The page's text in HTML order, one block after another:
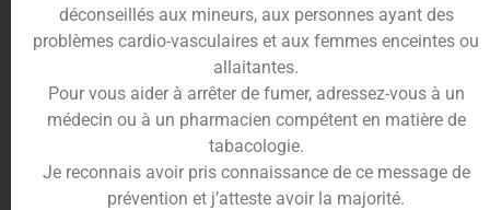
e-liquide Malotru 50mlpropose une fusion
équilibrée entre la douceur enivrante de la myrtille
et la vivacité piquante ducitron
Cette combinaison unique offre une expérience de
vapotage rafraîchissante et inoubliable. Chaque
bouffée libère une vague intense de fraîcheur,
éveillant vos sens pour un plaisir absolu.
déconseillés aux mineurs, aux personnes ayant des
problèmes cardio-vasculaires et aux femmes enceintes ou
allaitantes.
Pour vous aider à arrêter de fumer, adressez-vous à un
médecin ou à un pharmacien compétent en matière de
tabacologie.
Je reconnais avoir pris connaissance de ce message de
prévention et j’atteste avoir la majorité.